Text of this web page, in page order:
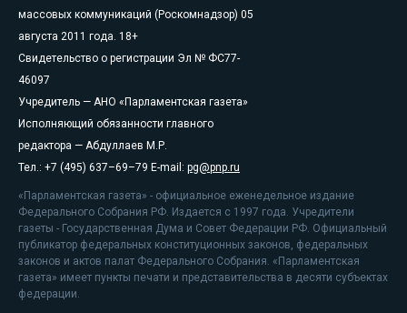
массовых коммуникаций (Роскомнадзор) 05
августа 2011 года. 18+
Свидетельство о регистрации Эл № ФС77-
46097
Учредитель — АНО «Парламентская газета»
Исполняющий обязанности главного
редактора — Абдуллаев М.Р.
Тел.: +7 (495) 637–69–79 E-mail: pg@pnp.ru
«Парламентская газета» - официальное еженедельное издание
Федерального Собрания РФ. Издается с 1997 года. Учредители
газеты - Государственная Дума и Совет Федерации РФ. Официальный
публикатор федеральных конституционных законов, федеральных
законов и актов палат Федерального Собрания. «Парламентская
газета» имеет пункты печати и представительства в десяти субъектах
федерации.